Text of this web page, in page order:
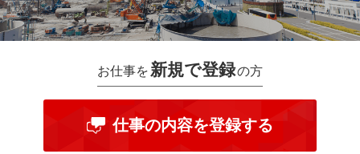
お仕事を 新規で登録の方
仕事の内容を登録する